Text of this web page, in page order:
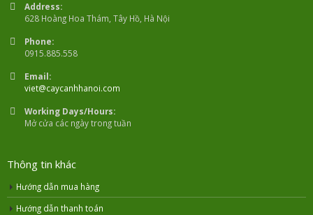
Address:
628 Hoàng Hoa Thám, Tây Hồ, Hà Nội
Phone:
0915.885.558
Email:
viet@caycanhhanoi.com
Working Days/Hours:
Mở cửa các ngày trong tuần
Thông tin khác
Hướng dẫn mua hàng
Hướng dẫn thanh toán